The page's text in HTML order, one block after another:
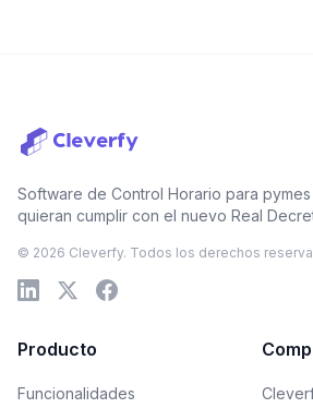
Software de Control Horario para
quieran cumplir con el nuevo Real
© 2026 Cleverfy. Todos los derechos
Producto
Funcionalidades